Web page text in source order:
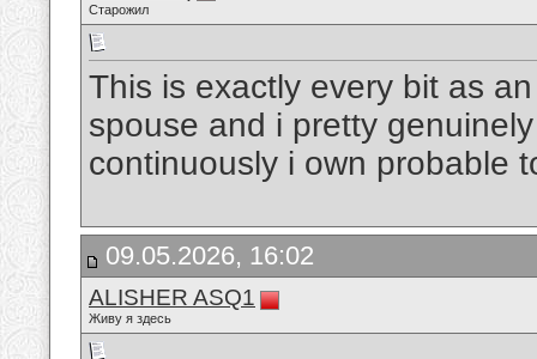
Старожил
This is exactly every bit as
spouse and i pretty
continuously i own probable
09.05.2026, 16:02
ALISHER ASQ1
Живу я здесь